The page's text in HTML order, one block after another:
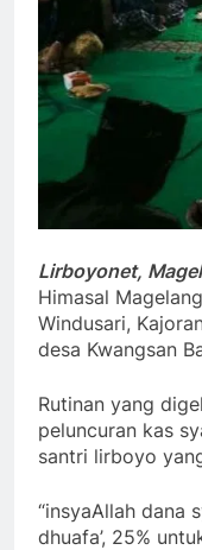
Lirboyonet,
Himasal
Windusari,
desa Kwangsan
Rutinan yang
peluncuran kas
santri lirboyo
“insyaAllah dana
dhuafa’, 25%